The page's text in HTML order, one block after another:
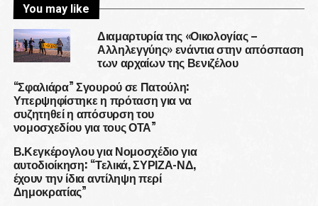
You may like
Διαμαρτυρία της «Οικολογίας –
Αλληλεγγύης» ενάντια στην απόσπαση
των αρχαίων της Βενιζέλου
“Σφαλιάρα” Σγουρού σε Πατούλη:
Υπερψηφίστηκε η πρόταση για να
συζητηθεί η απόσυρση του
νομοσχεδίου για τους ΟΤΑ”
Β.Κεγκέρογλου για Νομοσχέδιο για
αυτοδιοίκηση: “Τελικά, ΣΥΡΙΖΑ-ΝΔ,
έχουν την ίδια αντίληψη περί
Δημοκρατίας”